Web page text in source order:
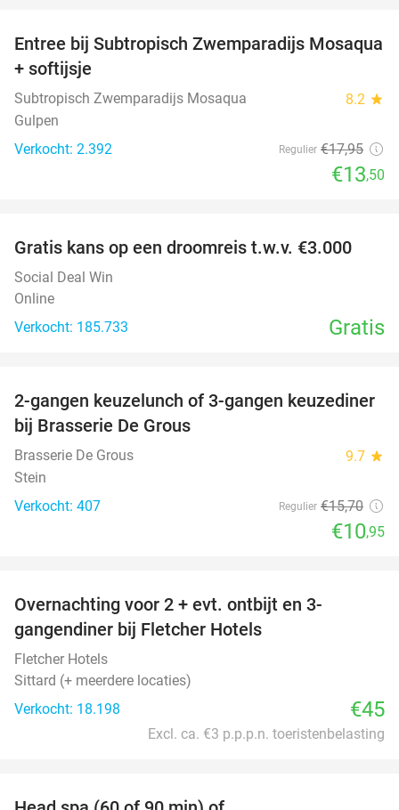
25%
Entree bij Subtropisch Zwemparadijs Mosaqua
+ softijsje
Subtropisch Zwemparadijs Mosaqua 8.2 star
Gulpen
Verkocht: 2.392
Regulier €17,95
€13,50
Gratis kans op een droomreis t.w.v. €3.000
Social Deal Win
Online
Verkocht: 185.733
Gratis
30%
2-gangen keuzelunch of 3-gangen keuzediner
bij Brasserie De Grous
Brasserie De Grous 9.7 star
Stein
Verkocht: 407
Regulier €15,70
€10,95
Overnachting voor 2 + evt. ontbijt en 3-
gangendiner bij Fletcher Hotels
Fletcher Hotels
Sittard (+ meerdere locaties)
Verkocht: 18.198
€45
Excl. ca. €3 p.p.p.n. toeristenbelasting